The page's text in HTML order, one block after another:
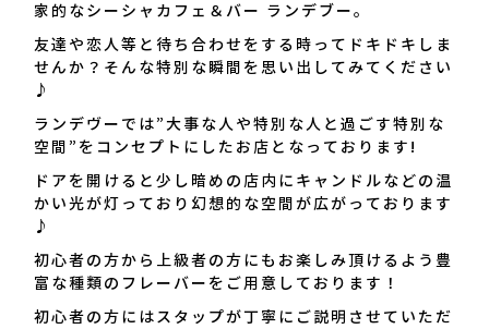
家的なシーシャカフェ＆バー ランデブー。
友達や恋人等と待ち合わせをする時ってドキドキしま
せんか？そんな特別な瞬間を思い出してみてください
♪
ランデヴーでは”大事な人や特別な人と過ごす特別な
空間”をコンセプトにしたお店となっております!
ドアを開けると少し暗めの店内にキャンドルなどの温
かい光が灯っており幻想的な空間が広がっております
♪
初心者の方から上級者の方にもお楽しみ頂けるよう豊
富な種類のフレーバーをご用意しております！
初心者の方にはスタップが丁寧にご説明させていただ